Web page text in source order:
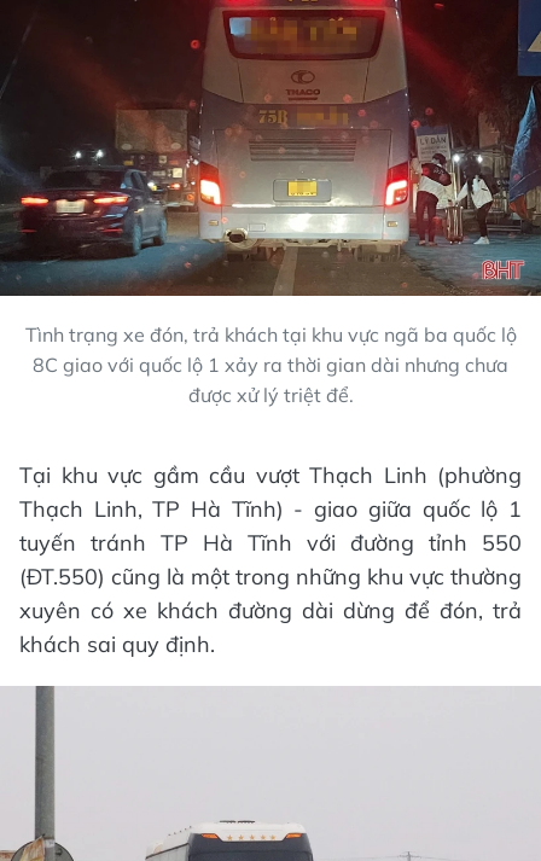
Tình trạng xe đón, trả khách tại khu vực ngã ba quốc lộ
8C giao với quốc lộ 1 xảy ra thời gian dài nhưng chưa
được xử lý triệt để.
Tại khu vực gầm cầu vượt Thạch Linh (phường
Thạch Linh, TP Hà Tĩnh) - giao giữa quốc lộ 1
tuyến tránh TP Hà Tĩnh với đường tỉnh 550
(ĐT.550) cũng là một trong những khu vực thường
xuyên có xe khách đường dài dừng để đón, trả
khách sai quy định.